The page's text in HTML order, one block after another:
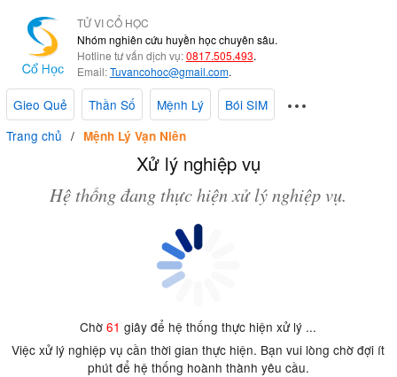
TỬ VI CỔ HỌC
Nhóm nghiên cứu huyền học chuyên sâu.
Hotline tư vấn dịch vụ:0817.505.493.
Email:Tuvancohoc@gmail.com.
Gieo Quẻ Thần Số Mệnh Lý
Bói SIM
Trang chủ
Mệnh Lý Vạn Niên
Xử lý nghiệp vụ
Hệ thống đang thực hiện xử lý nghiệp vụ.
Chờ61 giây để hệ thống thực hiện xử lý ...
Việc xử lý nghiệp vụ cần thời gian thực hiện. Bạn vui lòng chờ đợi ít
phút để hệ thống hoành thành yêu cầu.